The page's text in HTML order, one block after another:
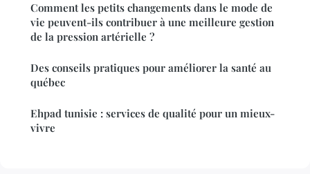
Comment les petits changements dans le mode de
vie peuvent-ils contribuer à une meilleure gestion
de la pression artérielle ?
Des conseils pratiques pour améliorer la santé au
québec
Ehpad tunisie : services de qualité pour un mieux-
vivre